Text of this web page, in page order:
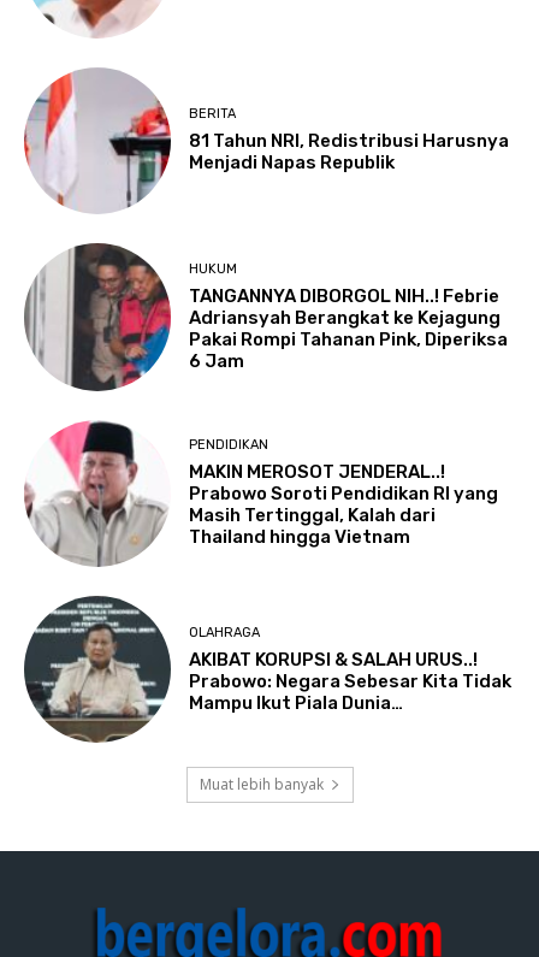
BERITA
81 Tahun NRI, Redistribusi Harusnya
Menjadi Napas Republik
HUKUM
TANGANNYA DIBORGOL NIH..! Febrie
Adriansyah Berangkat ke Kejagung
Pakai Rompi Tahanan Pink, Diperiksa
6 Jam
PENDIDIKAN
MAKIN MEROSOT JENDERAL..!
Prabowo Soroti Pendidikan RI yang
Masih Tertinggal, Kalah dari
Thailand hingga Vietnam
OLAHRAGA
AKIBAT KORUPSI & SALAH URUS..!
Prabowo: Negara Sebesar Kita Tidak
Mampu Ikut Piala Dunia…
Muat lebih banyak